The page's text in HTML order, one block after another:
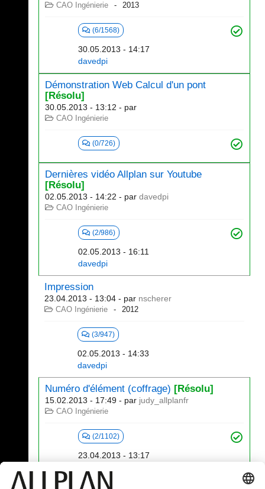
CAO Ingénierie 2013
(6/1568)
30.05.2013 - 14:17
davedpi
Démonstration Web Calcul d'un pont
[Résolu]
30.05.2013 - 13:12 - par
CAO Ingénierie
(0/726)
Dernières vidéo Allplan sur Youtube
[Résolu]
02.05.2013 - 14:22 - par davedpi
CAO Ingénierie
(2/986)
02.05.2013 - 16:11
davedpi
Impression
23.04.2013 - 13:04 - par nscherer
CAO Ingénierie 2012
(3/947)
02.05.2013 - 14:33
davedpi
Numéro d'élément (coffrage) [Résolu]
15.02.2013 - 17:49 - par judy_allplanfr
CAO Ingénierie
(2/1102)
23.04.2013 - 13:17